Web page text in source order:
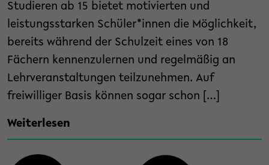
Studieren ab 15 bietet motivierten und
leistungsstarken Schüler*innen die Möglichkeit,
bereits während der Schulzeit eines von 18
Fächern kennenzulernen und regelmäßig an
Lehrveranstaltungen teilzunehmen. Auf
freiwilliger Basis können sogar schon […]
Weiterlesen